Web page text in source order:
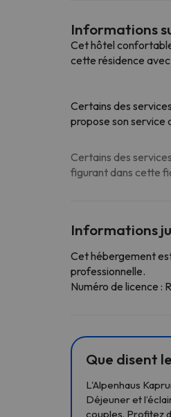
Informations
Cet hôtel
cette résidence
Certains des
propose son service
Certains des
figurant dans cette
Informations
Cet hébergement
professionnelle.
Numéro de licence
Que disent
L'Alpenhaus
Déjeuner et
couples. Profitez